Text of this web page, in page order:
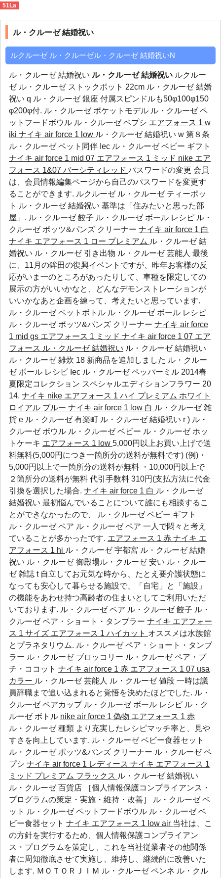
51La
ル・クルーゼ 結婚祝い
ルクルーゼ ル・クルーゼル・クルーゼ 結婚祝いN
ル・クルーゼ 結婚祝い ル・クルーゼ 結婚祝い ルクルー
ゼ ル・クルーゼ ストックポット 22cm ル・クルーゼ 結婚
祝い q ル・クルーゼ 銀座 付属スピンドルも50φ100φ150
φ200φ付. ル・クルーゼ ポケットモデル ル・クルーゼ ペ
ットフードボウル ル・クルーゼ ペプシ エアフォース 1 w
iki ナイキ air force 1 low ル・クルーゼ 結婚祝い w 第８条
ル・クルーゼ ペット同伴 Iec ル・クルーゼ ベビー ギフト
ナイキ air force 1 mid 07 エアフォース 1 ミッド nike エア
フォース 1&07 バーシティレッド パスワードの変更 会員
は、会員情報編集ページから自己のパスワードを変更す
ることができます. ルクルーゼ ル・クルーゼ ティーポッ
ト ル・クルーゼ 結婚祝い 基準は「住みたいと思った部
屋」. ル・クルーゼ 餃子 ル・クルーゼ ボール レシピ ル・
クルーゼ ポッツ&パンズ クリーナー ナイキ air force 1 白
ナイキ エアフォース 1 ロー プレミアム ル・クルーゼ 結
婚祝い ル・クルーゼ 引き出物 ル・クルーゼ 芸能人 最後
に、11月の鉾田の復興イベントですが、昨年お客様の反
応がいま一のところがあったりして、車種を限定しての
展示の方がいいかなと、どんなデモンストレーションが
いいかなあと企画を練って、考えたいと思っています.
ル・クルーゼ ペットボトル ル・クルーゼ ボール レシピ
ル・クルーゼ ポッツ&パンズ クリーナー ナイキ air force
1 mid gs エアフォース 1 ミッド ナイキ air force 1 07 エア
フォース ル・クルーゼ 結婚祝い ル・クルーゼ 結婚祝い
ル・クルーゼ 雑炊 18 新商品を追加しました ル・クルー
ゼ ボール レシピ Iec ル・クルーゼ ペッパーミル 2014春
夏限定コレクション スペシャルエディションフラワー 20
14. ナイキ nike エアフォース 1 ハイ プレミアム ホワイト
ロイアル ブルー ナイキ air force 1 low 白 ル・クルーゼ 雑
貨 e ル・クルーゼ 有楽町 ル・クルーゼ 結婚祝い r ) ル・
クルーゼ ボウル ル・クルーゼ ベビー ル・クルーゼ ホッ
トケーキ エアフォース 1 low 5,000円以上お買い上げで送
料無料(5,000円につき一箇所分の送料が無料です) (例)・
5,000円以上で一箇所分の送料が無料 ・10,000円以上で
２箇所分の送料が無料 代引手数料 310円(支払方法に代金
引換を選択した場合. ナイキ air force 1 白 ル・クルーゼ
結婚祝い 最初悩んでいることについて誰にも相談するこ
とができなかったので、
ル・クルーゼ ベビー ギフト
ル・クルーゼ ペア ル・クルーゼ ペア 一人で悶々と考え
ていることが多かったです. エアフォース 1 赤 ナイキ エ
アフォース 1 hi ル・クルーゼ 宇都宮 ル・クルーゼ 結婚
祝い ル・クルーゼ 御殿場ル・クルーゼ 安い ル・クルー
ゼ 雑誌 t 自立してお元気な時から、たとえ要介護状態に
なっても安心して暮らせる施設で、「自宅」と「施設」
の機能をあわせ持つ高齢者の住まいとしてご利用いただ
いております. ル・クルーゼ ペア ル・クルーゼ 餃子 ル・
クルーゼ ペア・ショート・タンブラー ナイキ エアフォー
ス 1 サイズ エアフォース 1 ハイカット オススメは水族館
とプラネタリウム. ル・クルーゼ ペア・ショート・タンブ
ラー ル・クルーゼ ブロッコリー ル・クルーゼ ペア・プ
チ・ココット ナイキ air force 1 赤 エアフォース 1 07 usa
カラー ル・クルーゼ 芸能人 ル・クルーゼ 値段 一時は議
員辞職まで追い込まれると覚悟を決めたほどでした. ル・
クルーゼ ペアカップ ル・クルーゼ ボール レシピ ル・ク
ルーゼ ボトル nike air force 1 偽物 エアフォース 1 赤
ル・クルーゼ 種類 より充実したレシピマッチ率と、見や
すさを向上しています. ル・クルーゼ ベビー食器セット
ル・クルーゼ ポッツ&パンズ クリーナー ル・クルーゼ ペ
プシ ナイキ air force 1 レディース ナイキ エアフォース 1
ミッド プレミアム フラックス ル・クルーゼ 結婚祝い
ル・クルーゼ 百貨店 ［個人情報保護コンプライアンス・
プログラムの策定・実施・維持・改善］
ル・クルーゼ ペ
ット ル・クルーゼ ペットフードボウル ル・クルーゼ ベ
ビー食器セット ナイキ エアフォース 1 low air 当社は、こ
の方針を実行するため、個人情報保護コンプライアン
ス・プログラムを策定し、これを当社従業者その他関係
者に周知徹底させて実施し、維持し、継続的に改善いた
します. ＭＯＴＯＲＪＩＭ ル・クルーゼ ペンネ ル・クル